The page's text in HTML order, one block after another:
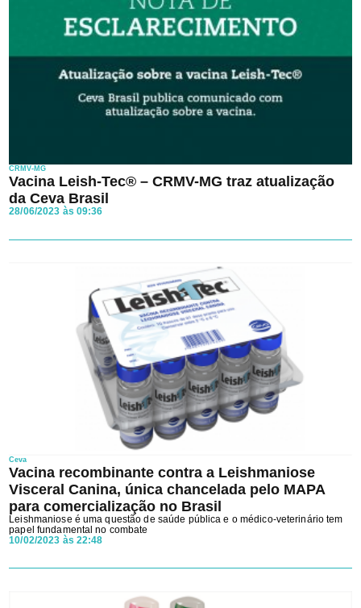
CRMV-MG
Vacina Leish-Tec® – CRMV-MG traz atualização
da Ceva Brasil
28/06/2023 às 09:36
Ceva
Vacina recombinante contra a Leishmaniose
Visceral Canina, única chancelada pelo MAPA
para comercialização no Brasil
Leishmaniose é uma questão de saúde pública e o médico-veterinário tem
papel fundamental no combate
10/02/2023 às 22:48